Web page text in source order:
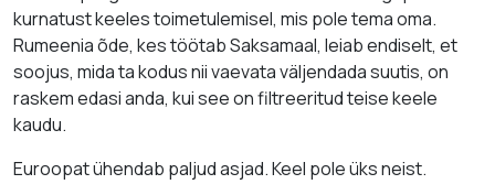
kurnatust keeles toimetulemisel, mis pole tema oma.
Rumeenia õde, kes töötab Saksamaal, leiab endiselt, et
soojus, mida ta kodus nii vaevata väljendada suutis, on
raskem edasi anda, kui see on filtreeritud teise keele
kaudu.
Euroopat ühendab paljud asjad. Keel pole üks neist.